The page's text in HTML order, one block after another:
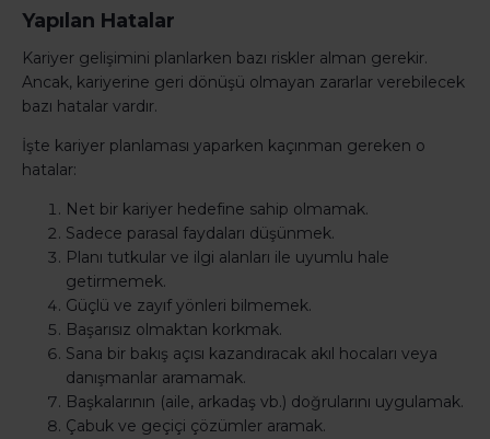
Yapılan Hatalar
Kariyer gelişimini planlarken bazı riskler alman gerekir.
Ancak, kariyerine geri dönüşü olmayan zararlar verebilecek
bazı hatalar vardır.
İşte kariyer planlaması yaparken kaçınman gereken o
hatalar:
Net bir kariyer hedefine sahip olmamak.
Sadece parasal faydaları düşünmek.
Planı tutkular ve ilgi alanları ile uyumlu hale
getirmemek.
Güçlü ve zayıf yönleri bilmemek.
Başarısız olmaktan korkmak.
Sana bir bakış açısı kazandıracak akıl hocaları veya
danışmanlar aramamak.
Başkalarının (aile, arkadaş vb.) doğrularını uygulamak.
Çabuk ve geçiçi çözümler aramak.